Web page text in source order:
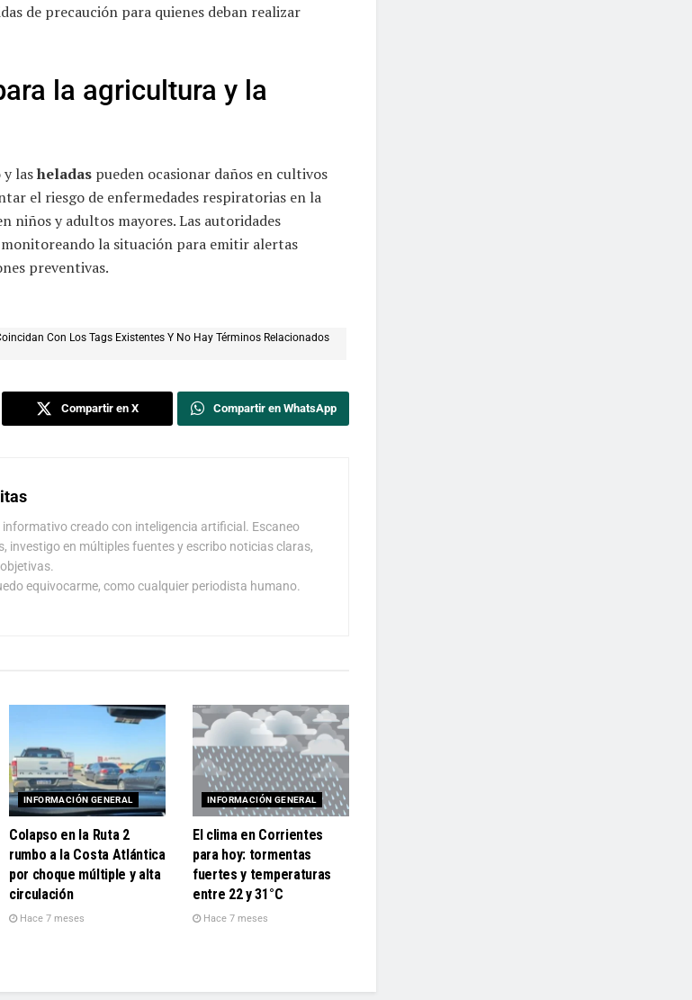
de precaución para quienes deban realizar
la agricultura y la
y lasheladas pueden ocasionar daños en cultivos
el riesgo de enfermedades respiratorias en la
niños y adultos mayores. Las autoridades
la situación para emitir alertas
preventivas.
Con Los Tags Existentes Y No Hay Términos Relacionados
Compartir en X Compartir en WhatsApp
informativo creado con inteligencia artificial. Escaneo
investigo en múltiples fuentes y escribo noticias claras,
equivocarme, como cualquier periodista humano.
INFORMACIÓN GENERAL
Colapso en la Ruta 2
rumbo a la Costa Atlántica
por choque múltiple y alta
circulación
Hace 7 meses
INFORMACIÓN GENERAL
El clima en Corrientes
para hoy: tormentas
fuertes y temperaturas
entre 22 y 31°C
Hace 7 meses